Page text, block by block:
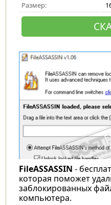
Размер:
FileASSASSIN -
которая поможет
заблокированных
компьютера.